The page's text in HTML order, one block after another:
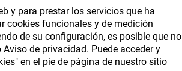
y para prestar los servicios que ha
cookies funcionales y de medición
de su configuración, es posible que no
de privacidad. Puede acceder y
en el pie de página de nuestro sitio